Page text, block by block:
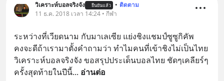
วิเคราะห์บอลจริงจัง ยืนยันแล้ว • ติดตาม
11 ธ.ค. 2018 เวลา 14:24 • กีฬา
ระหว่างที่เวียดนาม กับมาเลเซีย แย่งชิงแชมป์ซูซูกิคัพ
คงจะดีถ้าเรามาตั้งคำถามว่า ทำไมคนที่เข้าชิงไม่เป็นไทย
วิเคราะห์บอลจริงจัง ขอสรุปประเด็นบอลไทย ชัดๆเคลียร์ๆ
ครั้งสุดท้ายในปีนี้... อ่านต่อ